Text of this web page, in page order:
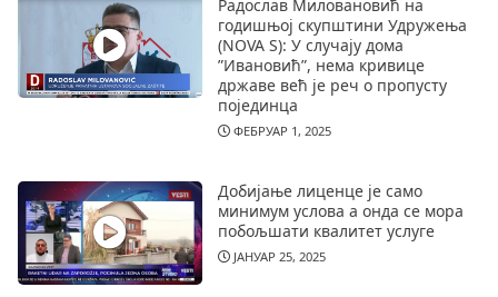
Радослав Миловановић на
годишњој скупштини Удружења
(NOVA S): У случају дома
”Ивановић”, нема кривице
државе већ је реч о пропусту
појединца
ФЕБРУАР 1, 2025
Добијање лиценце је само
минимум услова а онда се мора
побољшати квалитет услуге
ЈАНУАР 25, 2025